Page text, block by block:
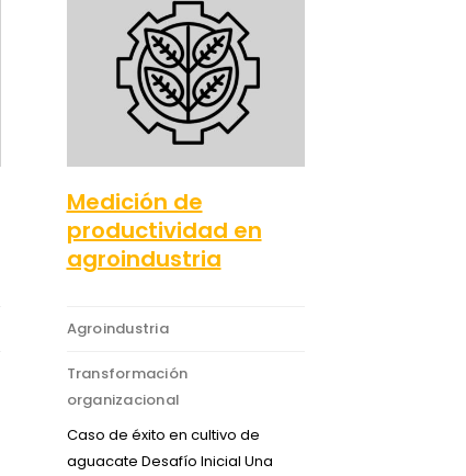
Medición de
productividad en
agroindustria
Agroindustria
Transformación
organizacional
Caso de éxito en cultivo de
aguacate Desafío Inicial Una